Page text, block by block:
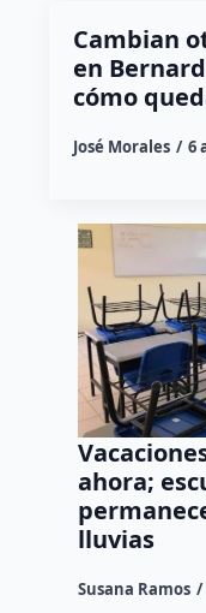
Cambian
en
cómo
José Morales 6
ahora;
lluvias
Susana Ramos